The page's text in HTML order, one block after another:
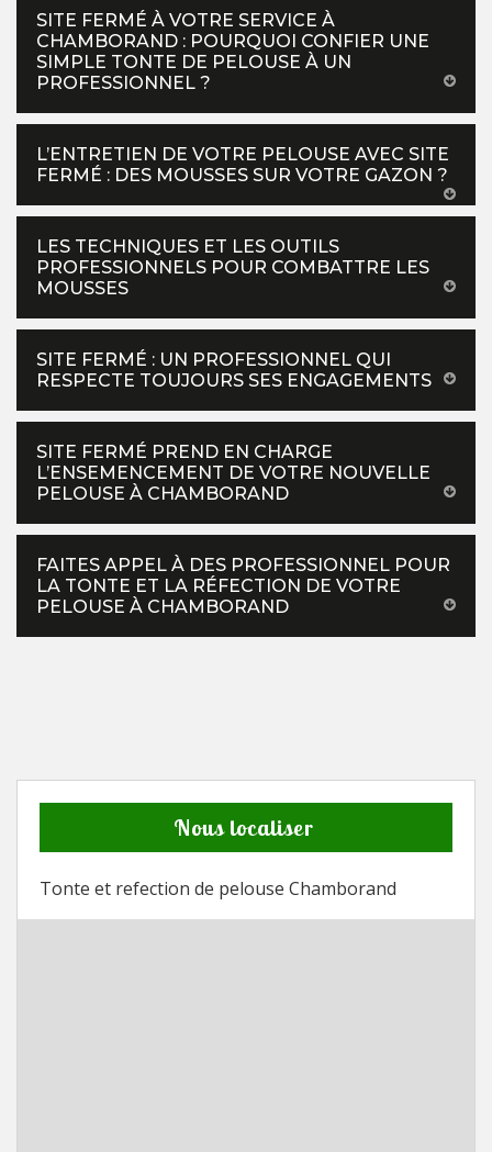
SITE FERMÉ À VOTRE SERVICE À
CHAMBORAND : POURQUOI CONFIER UNE
SIMPLE TONTE DE PELOUSE À UN
PROFESSIONNEL ?
L’ENTRETIEN DE VOTRE PELOUSE AVEC SITE
FERMÉ : DES MOUSSES SUR VOTRE GAZON ?
LES TECHNIQUES ET LES OUTILS
PROFESSIONNELS POUR COMBATTRE LES
MOUSSES
SITE FERMÉ : UN PROFESSIONNEL QUI
RESPECTE TOUJOURS SES ENGAGEMENTS
SITE FERMÉ PREND EN CHARGE
L’ENSEMENCEMENT DE VOTRE NOUVELLE
PELOUSE À CHAMBORAND
FAITES APPEL À DES PROFESSIONNEL POUR
LA TONTE ET LA RÉFECTION DE VOTRE
PELOUSE À CHAMBORAND
Nous localiser
Tonte et refection de pelouse Chamborand